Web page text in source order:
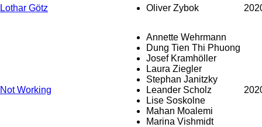
Lothar Götz Oliver Zybok
Not Working
Annette Wehrmann
Dung Tien Thi Phuong
Josef Kramhöller
Laura Ziegler
Stephan Janitzky
Leander Scholz
Lise Soskolne
Mahan Moalemi
Marina Vishmidt